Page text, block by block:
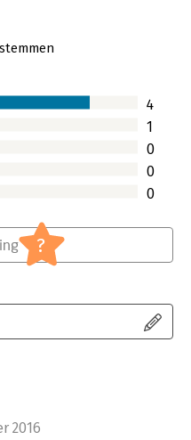
4
1
0
0
0
?
2016